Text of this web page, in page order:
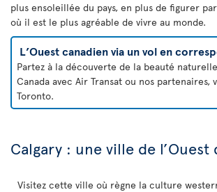
plus ensoleillée du pays, en plus de figurer
où il est le plus agréable de vivre au monde.
L’Ouest canadien via un vol en
Partez à la découverte de la beauté
Canada avec Air Transat ou nos partenaires,
Toronto.
Calgary : une ville de l’Ouest
Visitez cette ville où règne la culture